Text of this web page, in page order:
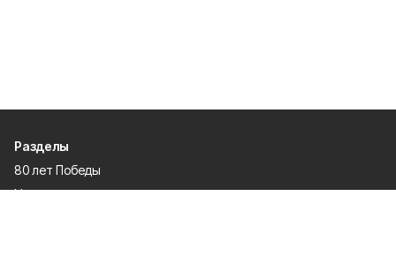
Разделы
80 лет Победы
Новости